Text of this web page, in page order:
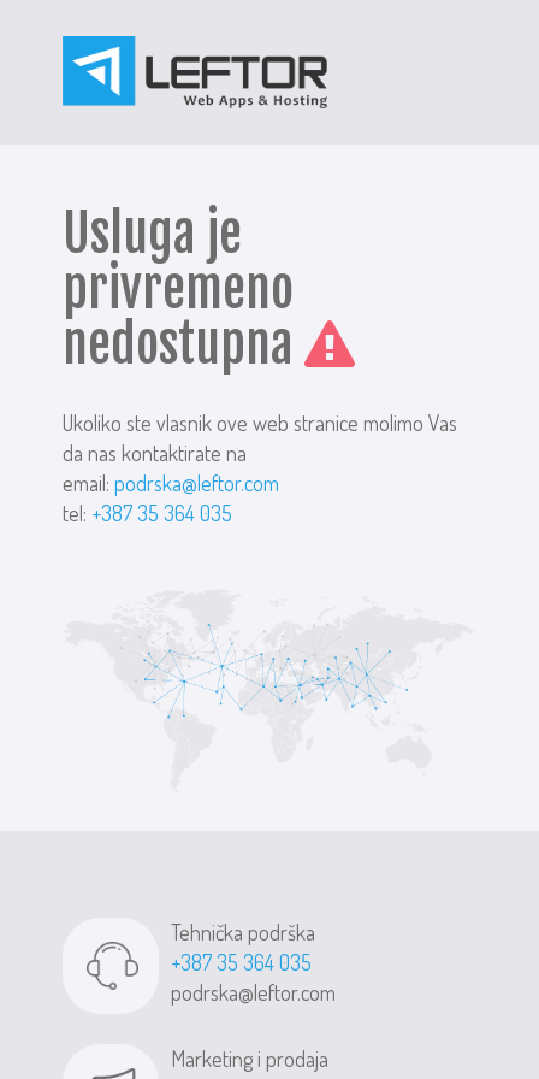
Usluga je
privremeno
nedostupna
Ukoliko ste vlasnik ove web stranice molimo Vas
da nas kontaktirate na
email:podrska@leftor.com
tel: +387 35 364 035
Tehnička podrška
+387 35 364 035
podrska@leftor.com
Marketing i prodaja